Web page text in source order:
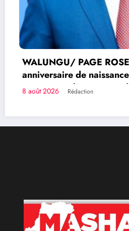
WALUNGU/ PAGE
anniversaire de
Amato Bayubasire
8 août 2026 Rédaction